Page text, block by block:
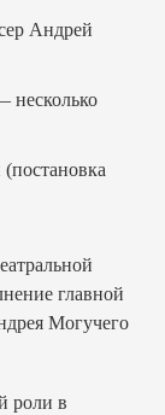
Андрей
несколько
главной
Могучего
роли в